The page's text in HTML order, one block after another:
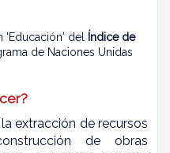
'Educación' del
Índice de
de Naciones Unidas
extracción de recursos
de obras